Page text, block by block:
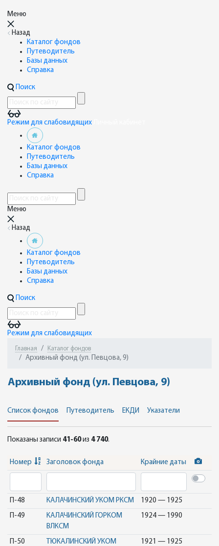
Меню
Назад
Каталог фондов
Путеводитель
Базы данных
Справка
Поиск
Режим для слабовидящих
Каталог фондов
Путеводитель
Базы данных
Справка
Меню
Назад
Каталог фондов
Путеводитель
Базы данных
Справка
Поиск
Режим для слабовидящих
Главная Каталог фондов
Архивный фонд (ул. Певцова, 9)
Архивный фонд (ул. Певцова, 9)
Список фондов Путеводитель ЕКДИ Указатели
Показаны записи 41-60из 4 740.
Номер Заголовок фонда Крайние даты
П-48 КАЛАЧИНСКИЙ УКОМ РКСМ 1920 — 1925
П-49
КАЛАЧИНСКИЙ ГОРКОМ
ВЛКСМ
1924 — 1990
П-50
ТЮКАЛИНСКИЙ УКОМ
1921 — 1925